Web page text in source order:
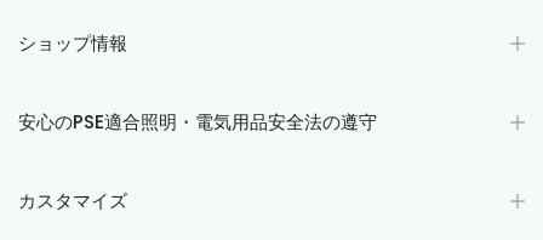
ショップ情報
安心のPSE適合照明・電気用品安全法の遵守
カスタマイズ